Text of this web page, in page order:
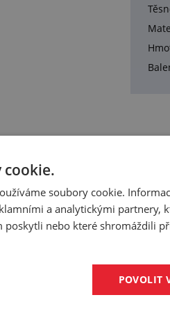
objednávky.
cookie.
soubory cookie.
a analytickými partnery,
nebo které shromáždili
POVOLIT